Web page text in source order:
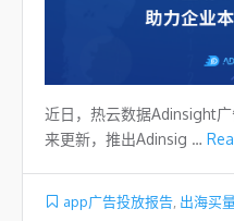
近日，热云数据Adinsight
来更新，推出Adinsig …
app广告投放报告 出海买